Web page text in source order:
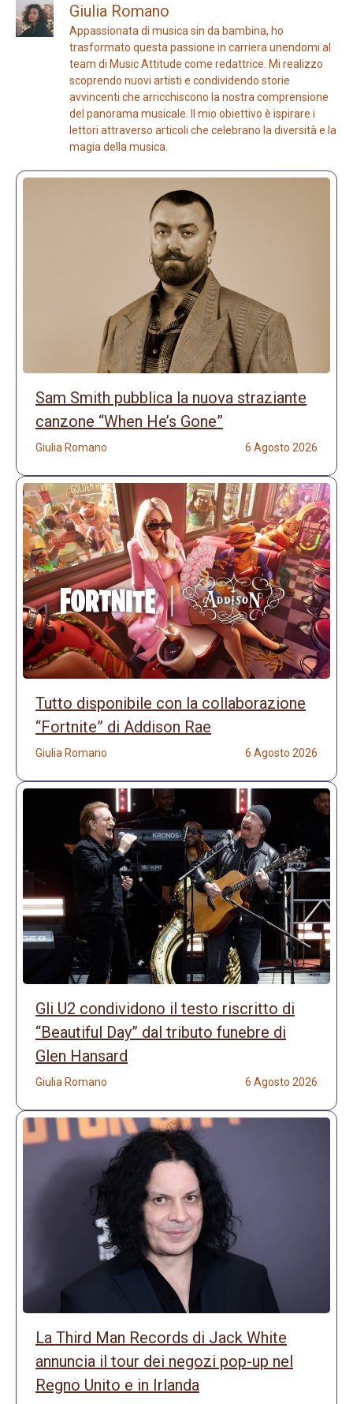
Giulia Romano
Appassionata di musica sin da bambina, ho
trasformato questa passione in carriera unendomi al
team di Music Attitude come redattrice. Mi realizzo
scoprendo nuovi artisti e condividendo storie
avvincenti che arricchiscono la nostra comprensione
del panorama musicale. Il mio obiettivo è ispirare i
lettori attraverso articoli che celebrano la diversità e la
magia della musica.
Sam Smith pubblica la nuova straziante
canzone “When He’s Gone”
Giulia Romano 6 Agosto 2026
Tutto disponibile con la collaborazione
“Fortnite” di Addison Rae
Giulia Romano 6 Agosto 2026
Gli U2 condividono il testo riscritto di
“Beautiful Day” dal tributo funebre di
Glen Hansard
Giulia Romano 6 Agosto 2026
La Third Man Records di Jack White
annuncia il tour dei negozi pop-up nel
Regno Unito e in Irlanda